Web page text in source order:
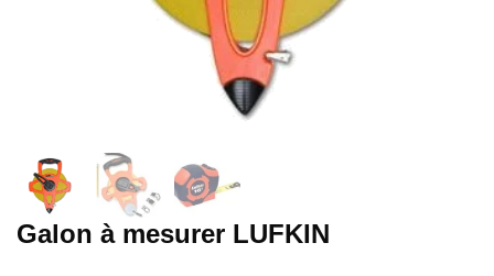
Galon à mesurer LUFKIN